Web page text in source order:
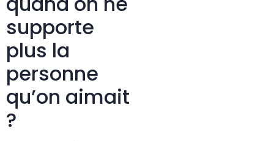
supporte
plus la
personne
qu’on aimait
?